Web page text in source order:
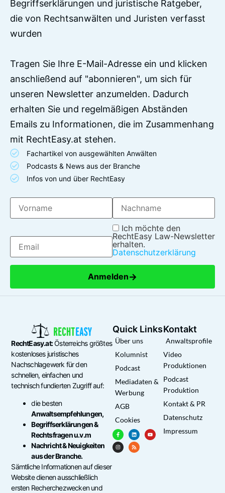
Begriffserklärungen und juristische Ratgeber,
die von Rechtsanwälten und Juristen verfasst
wurden
Tragen Sie Ihre E-Mail-Adresse ein und klicken
anschließend auf "abonnieren", um sich für
unseren Newsletter anzumelden. Dadurch
erhalten Sie und regelmäßigen Abständen
Emails zu Informationen, die im Zusammenhang
mit RechtEasy.at stehen.
Fachartikel von ausgewählten Anwälten
Podcasts & News aus der Branche
Infos von und über RechtEasy
Ich möchte den
RechtEasy Law-Newsletter
erhalten.
Datenschutzerklärung
Anmelden→
RechtEasy.at:Österreichs größtes
kostenloses juristisches
Nachschlagewerk für den
schnellen, einfachen und
technisch fundierten Zugriff auf:
die besten
Anwaltsempfehlungen,
Begriffserklärungen &
Rechtsfragen u.v.m
Nachricht & Neuigkeiten
aus der Branche.
Sämtliche Informationen auf dieser
Website dienen ausschließlich
ersten Recherchezwecken und
Quick Links
Über uns
Kolumnist
Podcast
Mediadaten &
Werbung
AGB
Cookies
Kontakt
Anwaltsprofile
Video
Produktionen
Podcast
Produktion
Kontakt & PR
Datenschutz
Impressum